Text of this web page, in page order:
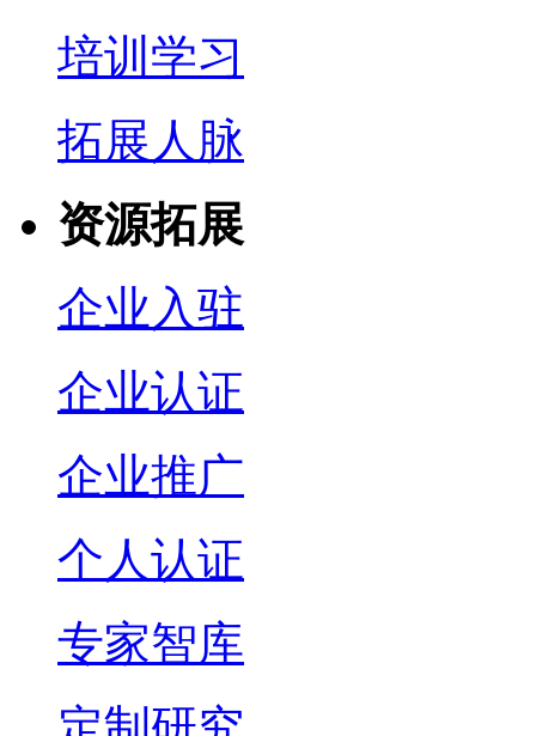
培训学习
拓展人脉
资源拓展
企业入驻
企业认证
企业推广
个人认证
专家智库